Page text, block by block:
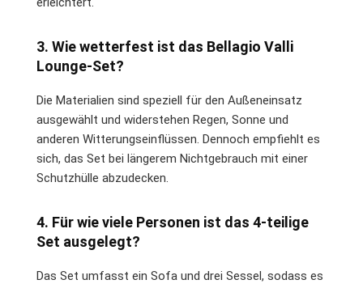
3. Wie wetterfest ist das Bellagio Valli
Lounge-Set?
Die Materialien sind speziell für den Außeneinsatz
ausgewählt und widerstehen Regen, Sonne und
anderen Witterungseinflüssen. Dennoch empfiehlt es
sich, das Set bei längerem Nichtgebrauch mit einer
Schutzhülle abzudecken.
4. Für wie viele Personen ist das 4-teilige
Set ausgelegt?
Das Set umfasst ein Sofa und drei Sessel, sodass es